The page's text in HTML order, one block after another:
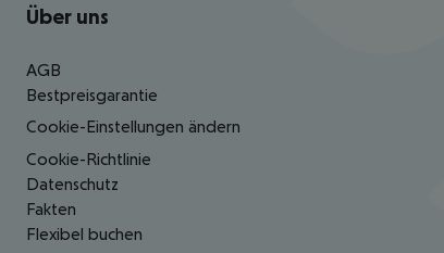
Footer navigation
Über uns
AGB
Bestpreisgarantie
Cookie-Einstellungen ändern
Cookie-Richtlinie
Datenschutz
Fakten
Flexibel buchen